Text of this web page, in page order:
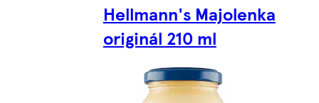
Hellmann's Majolenka
originál 210 ml